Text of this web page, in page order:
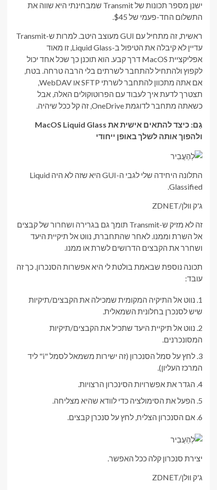
ישנן מספר תכונות של Transmit שמבחינתי היא שווה את
התשלום החד-פעמי של $45.
ראשית, זה מתחיל עם GUI מעוצב היטב. למרות ש-Transmit
עדיין לא קיבלה את הטיפול ב-Liquid Glass, זו מאוד
אפליקציית MacOS דרך קבע. הוא תוכנן כך שכל אחד יכול
לקפוץ ולהתחיל להתחבר לשרתים בלי הרבה טרחה. בטח,
אם אתה מתכוון להתחבר לשרתי SFTP או WebDAV,
תצטרך לדעת איך לעבוד עם הפרוטוקולים האלה, אבל
כשאתה מתחבר לדוגמת OneDrive, זה קל ככל שיהיה.
גַם:
כיצד להתאים אישית את MacOS Liquid Glass
ולהפוך אותה לשלך באופן ייחודי
התלונה היחידה שלי לגבי ה-GUI היא שזה לא היה Liquid
Glassified.
ג'ק וולן/ZDNET
זה לא מזיק ש-Transmit תומך גם בגרירה ושחרור של קבצים
אל השרת וממנו. לאחר שהתחברת, נווט אל תיקיית היעד
ושחרר את הקבצים הדרושים לשרת או ממנו.
תכונה נוספת שבאמת בולטת לי היא אפשרות הסנכרון. כך זה
עובד:
נווט אל התיקיה המקומית שמכילה את הקבצים/תיקיות
שיש לסנכרן בחלונית השמאלית.
נווט אל תיקיית היעד שתכיל את הקבצים/תיקיות
המסונכרנים.
לחץ על סמל הסנכרון (זה ישירות משמאל לסמל "i" ליד
המרכז העליון).
הגדר את אפשרויות הסינכרון הרצויות.
הפעל את הסימולציה כדי לוודא שהיא מצליחה.
אם הסנכרון הצליח, לחץ על סנכרן קבצים.
יצירת סנכרון קלה ככל האפשר.
ג'ק וולן/ZDNET